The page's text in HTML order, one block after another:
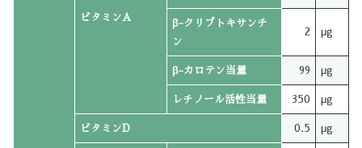
ビタミンA
β-クリプトキサンチ
ン
2 μg
β-カロテン当量 99 μg
レチノール活性当量 350 μg
ビタミンD 0.5 μg